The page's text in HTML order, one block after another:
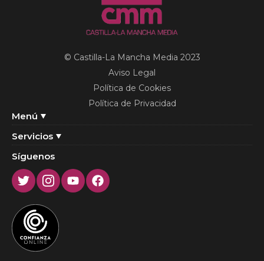
Menú
Servicios
© Castilla-La Mancha Media 2023
Aviso Legal
Política de Cookies
Política de Privacidad
Síguenos
TwitterInstagram
YoutubeFacebook